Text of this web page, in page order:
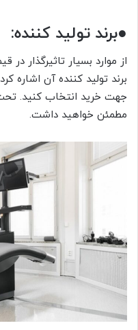
●برند تولید کننده:
از موارد بسیار تاثیرگذار
برند تولید کننده آن اشاره
جهت خرید انتخاب کنید.
مطمئن خواهید داشت.